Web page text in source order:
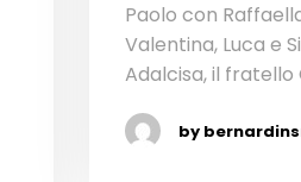
Paolo con
Valentina, Luca e
Adalcisa, il fratello
by